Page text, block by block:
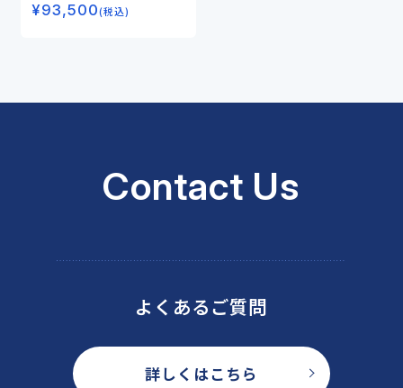
¥93,500(税込)
Contact Us
よくあるご質問
詳しくはこちら